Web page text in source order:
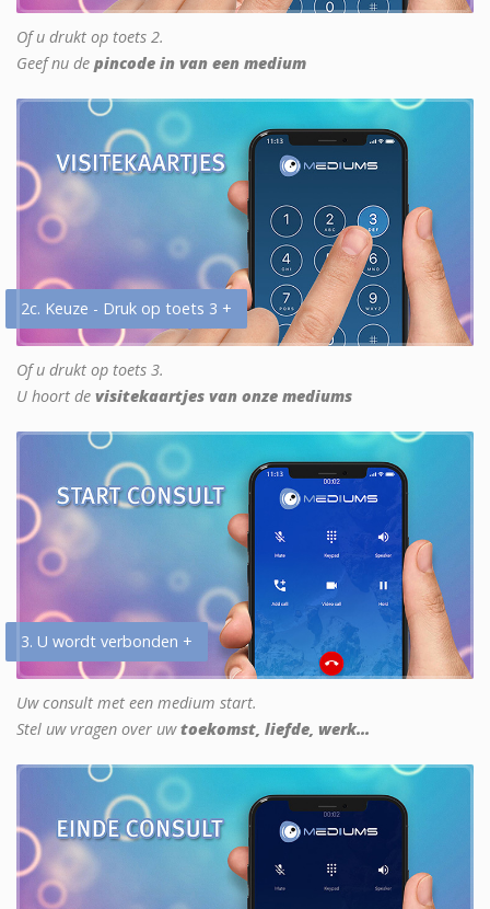
Of u drukt op toets 2.
Geef nu de pincode in van een medium
2c. Keuze - Druk op toets 3 +
Of u drukt op toets 3.
U hoort de visitekaartjes van onze mediums
3. U wordt verbonden +
Uw consult met een medium start.
Stel uw vragen over uwtoekomst, liefde, werk...